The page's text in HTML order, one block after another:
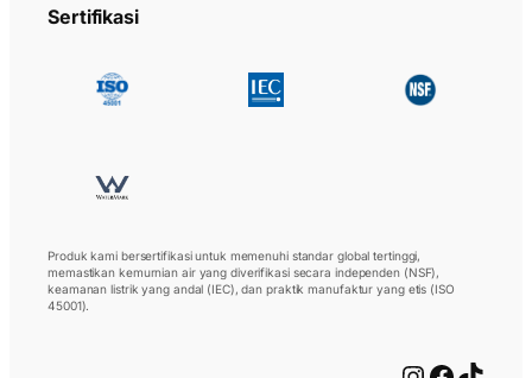
Sertifikasi
Produk kami bersertifikasi untuk memenuhi standar global tertinggi,
memastikan kemurnian air yang diverifikasi secara independen (NSF),
keamanan listrik yang andal (IEC), dan praktik manufaktur yang etis (ISO
45001).